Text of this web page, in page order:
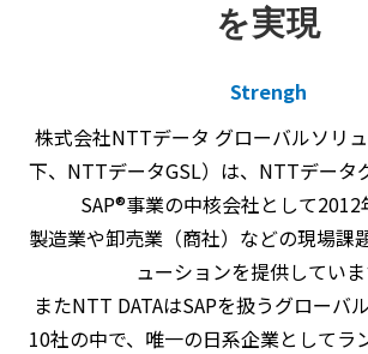
を実現
Strengh
株式会社NTTデータ グローバルソリ
下、NTTデータGSL）は、NTTデータ
SAP®事業の中核会社として2012
製造業や卸売業（商社）などの現場課
ューションを提供していま
またNTT DATAはSAPを扱うグローバ
10社の中で、唯一の日系企業としてラ